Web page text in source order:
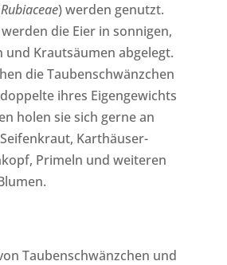
Rubiaceae) werden genutzt.
die Eier in sonnigen,
und Krautsäumen abgelegt.
die Taubenschwänzchen
ihres Eigengewichts
holen sie sich gerne an
Karthäuser-
Primeln und weiteren
Taubenschwänzchen und